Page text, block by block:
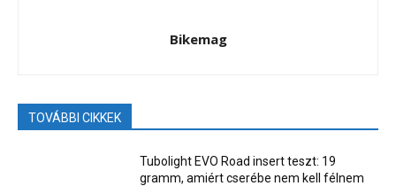
Bikemag
TOVÁBBI CIKKEK
Tubolight EVO Road insert teszt: 19
gramm, amiért cserébe nem kell félnem